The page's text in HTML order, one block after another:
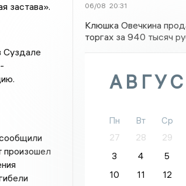
застава».
Суздале
произошел
06/08 20:31
Клюшка Овечкина
торгах за 940 тысяч
Пн Вт Ср
27
28 29
3
4 5
10
11 12